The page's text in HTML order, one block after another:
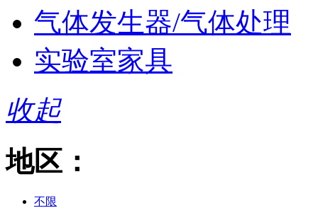
气体发生器/气体处理
实验室家具
收起
地区：
不限